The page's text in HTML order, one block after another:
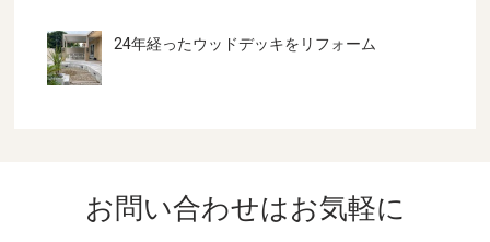
24年経ったウッドデッキをリフォーム
お問い合わせはお気軽に